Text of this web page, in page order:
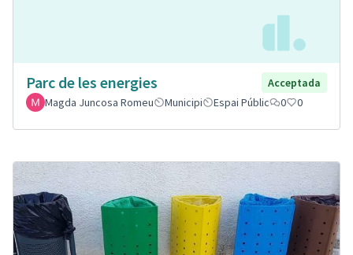
Parc de les energies
Acceptada
Magda Juncosa Romeu
Municipi Espai Públic 0 0